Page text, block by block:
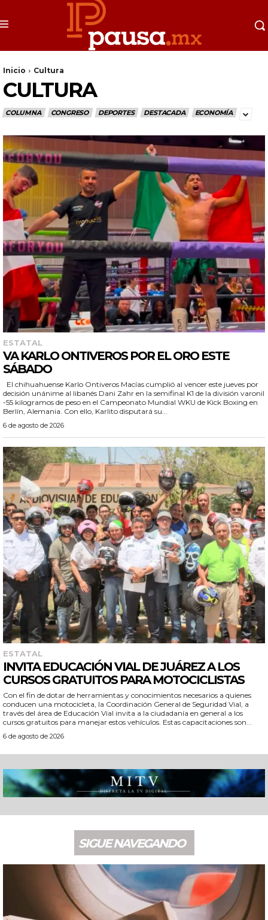
Inicio Cultura
CULTURA
COLUMNA CONGRESO DEPORTES DESTACADA ECONOMÍA
ESTATAL
VA KARLO ONTIVEROS POR EL ORO ESTE
SÁBADO
decisión unánime al libanés Dani Zahr en la semifinal K1 de la división varonil
-55 kilogramos de peso en el Campeonato Mundial WKU de Kick Boxing en
Berlín, Alemania. Con ello, Karlito disputará su...
6 de agosto de 2026
ESTATAL
INVITA EDUCACIÓN VIAL DE JUÁREZ A LOS
CURSOS GRATUITOS PARA MOTOCICLISTAS
Con el fin de dotar de herramientas y conocimientos necesarios a quienes
conducen una motocicleta, la Coordinación General de Seguridad Vial, a
través del área de Educación Vial invita a la ciudadanía en general a los
cursos gratuitos para manejar estos vehículos. Estas capacitaciones son...
6 de agosto de 2026
SIGUE NAVEGANDO